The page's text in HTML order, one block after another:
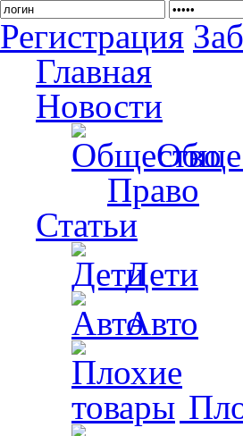
Регистрация
Главная
Новости
Право
Статьи
Дети
Авто